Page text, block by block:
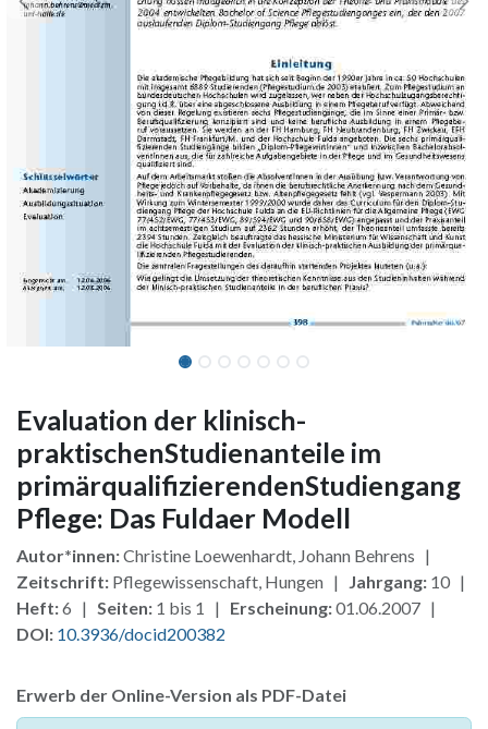
Evaluation der klinisch-
praktischenStudienanteile im
primärqualifizierendenStudiengang
Pflege: Das Fuldaer Modell
Autor*innen:Christine Loewenhardt, Johann Behrens |
Zeitschrift: Pflegewissenschaft, Hungen | Jahrgang: 10 |
Heft:6 | Seiten: 1 bis 1 | Erscheinung:01.06.2007 |
DOI: 10.3936/docid200382
Erwerb der Online-Version als PDF-Datei